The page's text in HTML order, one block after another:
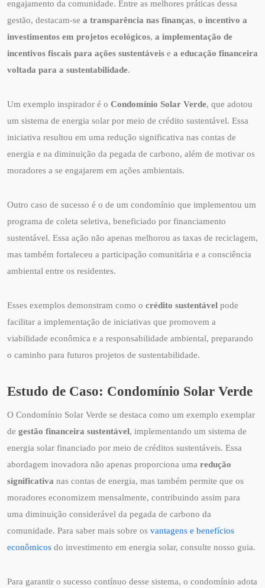
engajamento da comunidade. Entre as melhores práticas dessa
gestão, destacam-se a transparência nas finanças, o incentivo a
investimentos em projetos ecológicos, a implementação de
incentivos fiscais para ações sustentáveis e a educação financeira
voltada para a sustentabilidade.
Um exemplo inspirador é o Condomínio Solar Verde, que adotou
um sistema de energia solar por meio de crédito sustentável. Essa
iniciativa resultou em uma redução significativa nas contas de
energia e na diminuição da pegada de carbono, além de motivar os
moradores a se engajarem em ações ambientais.
Outro caso de sucesso é o de um condomínio que implementou um
programa de coleta seletiva, beneficiado por financiamento
sustentável. Essa ação não apenas melhorou as taxas de reciclagem,
mas também fortaleceu a participação comunitária e a consciência
ambiental entre os residentes.
Esses exemplos demonstram como o crédito sustentável pode
facilitar a implementação de iniciativas que promovem a
viabilidade econômica e a responsabilidade ambiental, preparando
o caminho para futuros projetos de sustentabilidade.
Estudo de Caso: Condomínio Solar Verde
O Condomínio Solar Verde se destaca como um exemplo exemplar
de gestão financeira sustentável, implementando um sistema de
energia solar financiado por meio de créditos sustentáveis. Essa
abordagem inovadora não apenas proporciona uma redução
significativa nas contas de energia, mas também permite que os
moradores economizem mensalmente, contribuindo assim para
uma diminuição considerável da pegada de carbono da
comunidade. Para saber mais sobre os vantagens e benefícios
econômicos do investimento em energia solar, consulte nosso guia.
Para garantir o sucesso contínuo desse sistema, o condomínio adota